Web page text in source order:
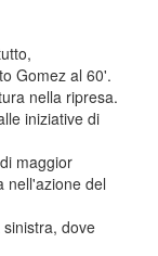
Gomez al 60'.
nella ripresa.
iniziative di
maggior
nell'azione del
dove